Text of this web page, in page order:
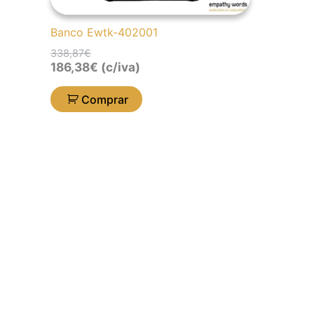
Banco Ewtk-402001
338,87€
186,38€ (c/iva)
Comprar